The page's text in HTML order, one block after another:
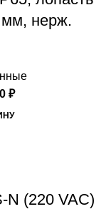
мм, нерж.
₽
N (220 VAC)